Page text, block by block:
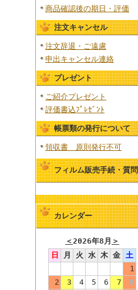
商品確認後の期日・評価
注文キャンセル
注文辞退・ご遠慮
申出キャンセル連絡
プレゼント
ご紹介プレゼント
評価書込ﾌﾟﾚｾﾞﾝﾄ
帳票類の発行について
領収書 原則発行不可
フィルム販売手続・質問
カレンダー
＜ 2026年8月 ＞
日
月 火 水 木 金
土
1
2
3 4 5 6 7
8